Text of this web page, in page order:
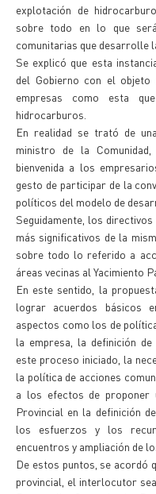
explotación de
sobre todo en lo que
comunitarias que desarrolle
Se explicó que esta
del Gobierno con el objeto
empresas como esta
hidrocarburos.
En realidad se trató de
ministro de la
bienvenida a los
gesto de participar de la
políticos del modelo de
Seguidamente, los
más significativos de la
sobre todo lo referido a
áreas vecinas al Yacimiento
En este sentido, la
lograr acuerdos básicos
aspectos como los de
la empresa, la definición
este proceso iniciado, la
la política de acciones
a los efectos de proponer
Provincial en la definición
los esfuerzos y los
encuentros y ampliación de
De estos puntos, se acordó
provincial, el interlocutor